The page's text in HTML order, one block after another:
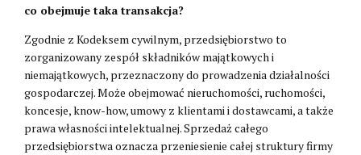
co obejmuje taka transakcja?
Zgodnie z Kodeksem cywilnym, przedsiębiorstwo to
zorganizowany zespół składników majątkowych i
niemajątkowych, przeznaczony do prowadzenia działalności
gospodarczej. Może obejmować nieruchomości, ruchomości,
koncesje, know-how, umowy z klientami i dostawcami, a także
prawa własności intelektualnej. Sprzedaż całego
przedsiębiorstwa oznacza przeniesienie całej struktury firmy